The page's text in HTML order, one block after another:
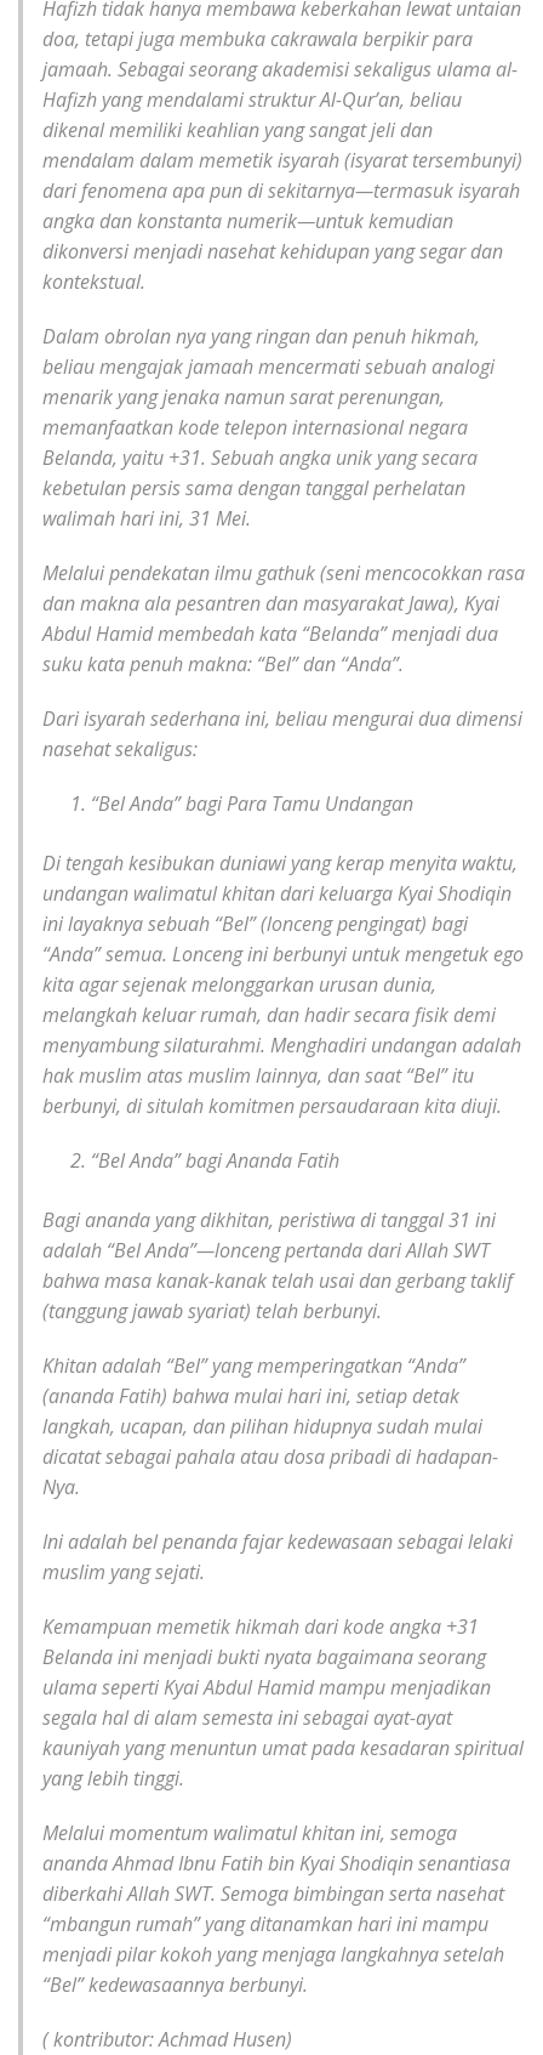
Hafizh tidak hanya membawa keberkahan lewat untaian
doa, tetapi juga membuka cakrawala berpikir para
jamaah. Sebagai seorang akademisi sekaligus ulama al-
Hafizh yang mendalami struktur Al-Qur’an, beliau
dikenal memiliki keahlian yang sangat jeli dan
mendalam dalam memetik isyarah (isyarat tersembunyi)
dari fenomena apa pun di sekitarnya—termasuk isyarah
angka dan konstanta numerik—untuk kemudian
dikonversi menjadi nasehat kehidupan yang segar dan
kontekstual.
Dalam obrolan nya yang ringan dan penuh hikmah,
beliau mengajak jamaah mencermati sebuah analogi
menarik yang jenaka namun sarat perenungan,
memanfaatkan kode telepon internasional negara
Belanda, yaitu +31. Sebuah angka unik yang secara
kebetulan persis sama dengan tanggal perhelatan
walimah hari ini, 31 Mei.
Melalui pendekatan ilmu gathuk (seni mencocokkan rasa
dan makna ala pesantren dan masyarakat Jawa), Kyai
Abdul Hamid membedah kata “Belanda” menjadi dua
suku kata penuh makna: “Bel” dan “Anda”.
Dari isyarah sederhana ini, beliau mengurai dua dimensi
nasehat sekaligus:
“Bel Anda” bagi Para Tamu Undangan
Di tengah kesibukan duniawi yang kerap menyita waktu,
undangan walimatul khitan dari keluarga Kyai Shodiqin
ini layaknya sebuah “Bel” (lonceng pengingat) bagi
“Anda” semua. Lonceng ini berbunyi untuk mengetuk ego
kita agar sejenak melonggarkan urusan dunia,
melangkah keluar rumah, dan hadir secara fisik demi
menyambung silaturahmi. Menghadiri undangan adalah
hak muslim atas muslim lainnya, dan saat “Bel” itu
berbunyi, di situlah komitmen persaudaraan kita diuji.
“Bel Anda” bagi Ananda Fatih
Bagi ananda yang dikhitan, peristiwa di tanggal 31 ini
adalah “Bel Anda”—lonceng pertanda dari Allah SWT
bahwa masa kanak-kanak telah usai dan gerbang taklif
(tanggung jawab syariat) telah berbunyi.
Khitan adalah “Bel” yang memperingatkan “Anda”
(ananda Fatih) bahwa mulai hari ini, setiap detak
langkah, ucapan, dan pilihan hidupnya sudah mulai
dicatat sebagai pahala atau dosa pribadi di hadapan-
Nya.
Ini adalah bel penanda fajar kedewasaan sebagai lelaki
muslim yang sejati.
Kemampuan memetik hikmah dari kode angka +31
Belanda ini menjadi bukti nyata bagaimana seorang
ulama seperti Kyai Abdul Hamid mampu menjadikan
segala hal di alam semesta ini sebagai ayat-ayat
kauniyah yang menuntun umat pada kesadaran spiritual
yang lebih tinggi.
Melalui momentum walimatul khitan ini, semoga
ananda Ahmad Ibnu Fatih bin Kyai Shodiqin senantiasa
diberkahi Allah SWT. Semoga bimbingan serta nasehat
“mbangun rumah” yang ditanamkan hari ini mampu
menjadi pilar kokoh yang menjaga langkahnya setelah
“Bel” kedewasaannya berbunyi.
( kontributor: Achmad Husen)